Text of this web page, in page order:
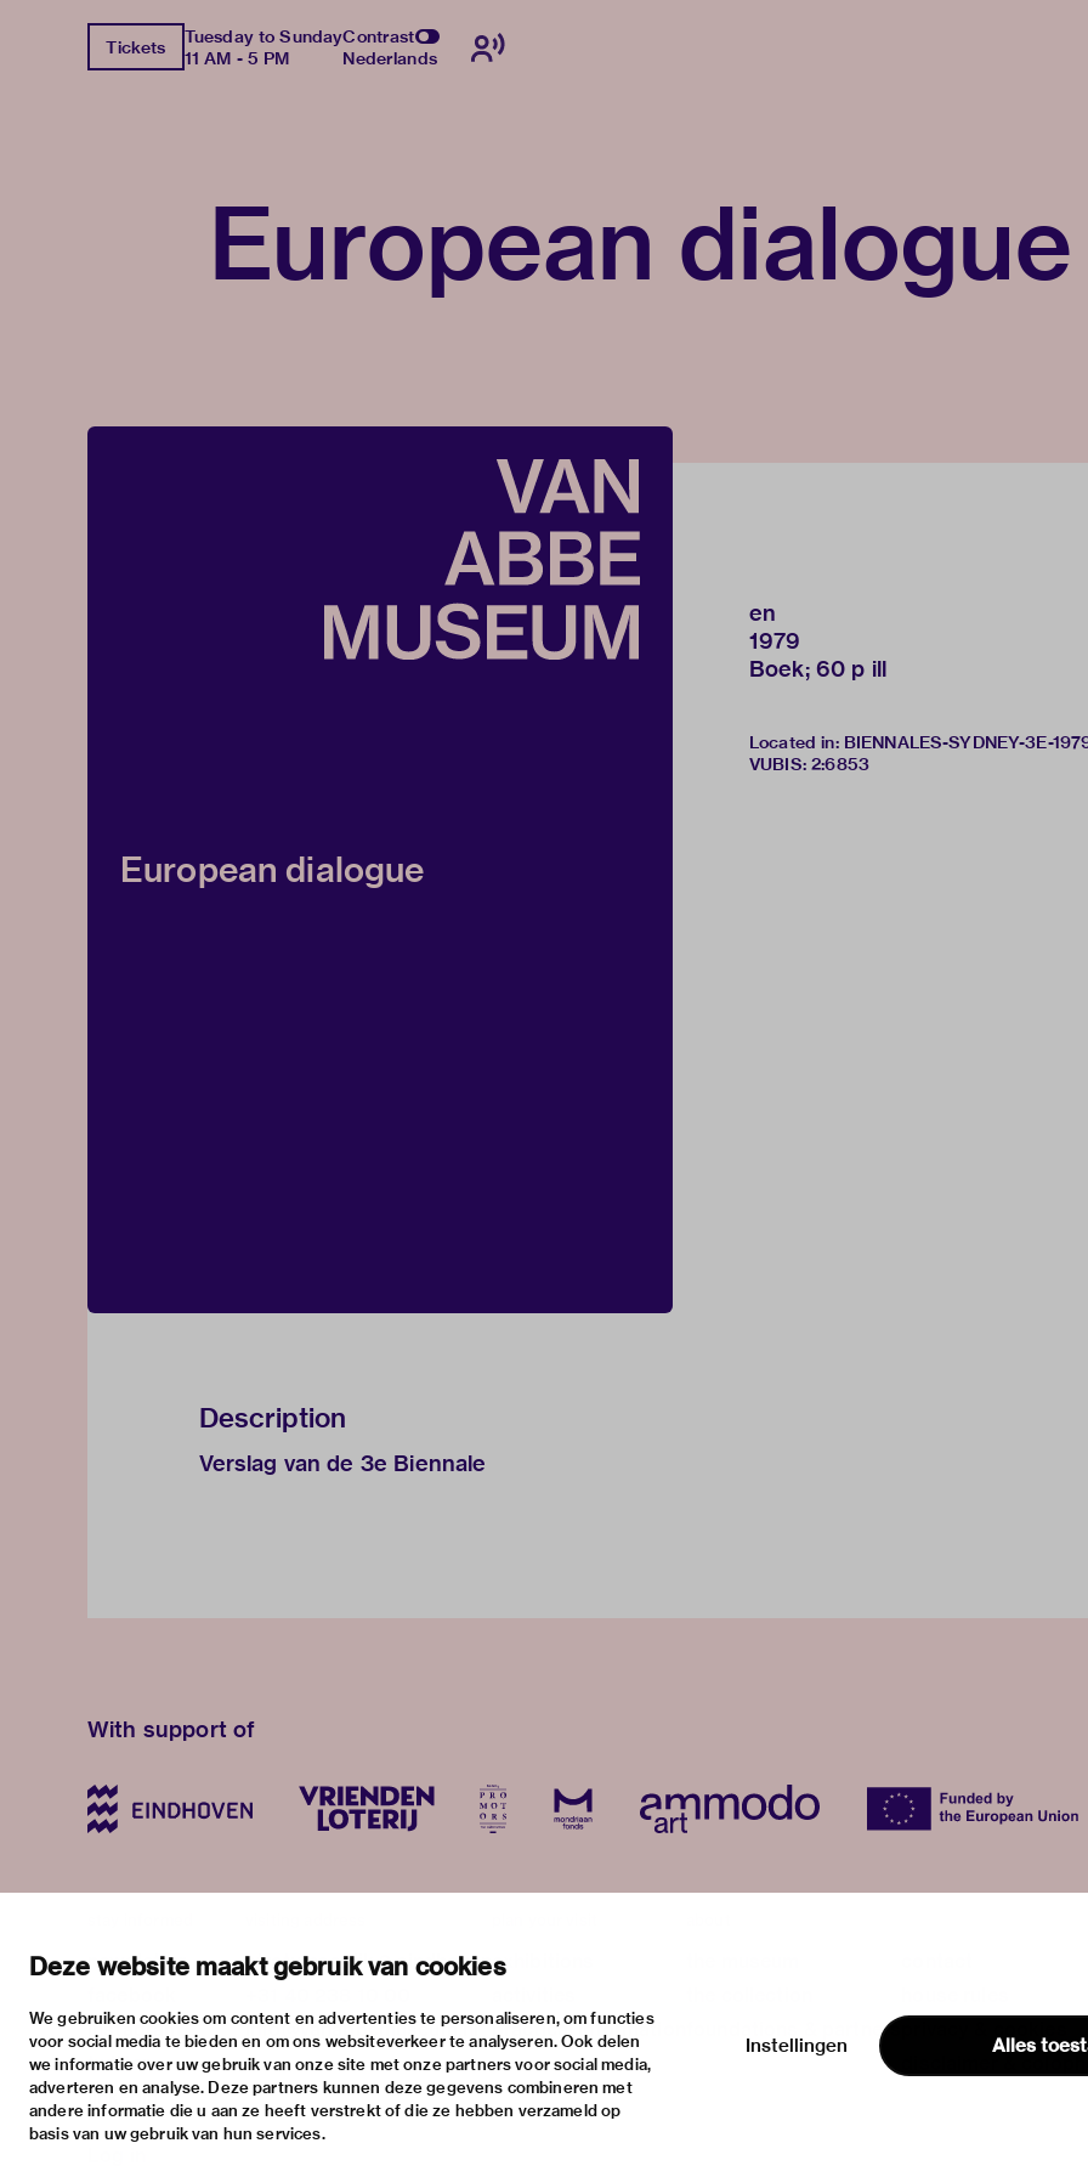
Deze website maakt gebruik van cookies
We gebruiken cookies om content en advertenties te personaliseren, om functies
voor social media te bieden en om ons websiteverkeer te analyseren. Ook delen
we informatie over uw gebruik van onze site met onze partners voor social media,
adverteren en analyse. Deze partners kunnen deze gegevens combineren met
andere informatie die u aan ze heeft verstrekt of die ze hebben verzameld op
basis van uw gebruik van hun services.
Alles
Instellingen
Tickets
Tuesday to Sunday
11 AM - 5 PM
Contrast
Nederlands
European dialogue
European dialogue
en
1979
Boek; 60 p ill
Located in: BIENNALES-SYDNEY-3E-
VUBIS: 2:6853
Description
Verslag van de 3e Biennale
With support of
newsletter
instagram
twitter
linkedin
stratumsedijk 2 eindhoven
info@vanabbemuseum.nl
exhibitions
practical information
foundations & partners